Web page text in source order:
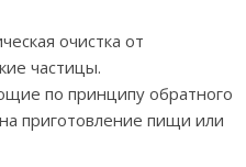
очистка от
частицы.
по принципу обратного
приготовление пищи или